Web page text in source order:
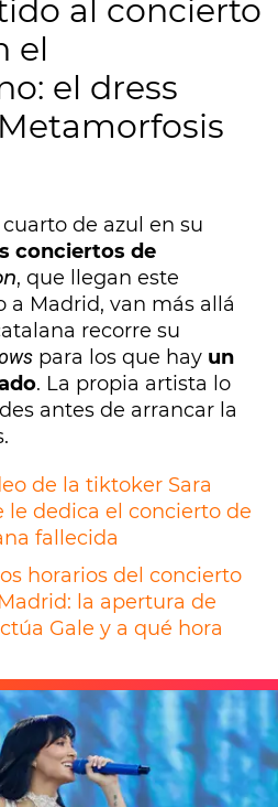
al concierto
el
el dress
de azul en su
conciertos de
, que llegan este
a Madrid, van más allá
recorre su
para los que hay un
. La propia artista lo
antes de arrancar la
de la tiktoker Sara
le dedica el concierto de
fallecida
horarios del concierto
la apertura de
Gale y a qué hora